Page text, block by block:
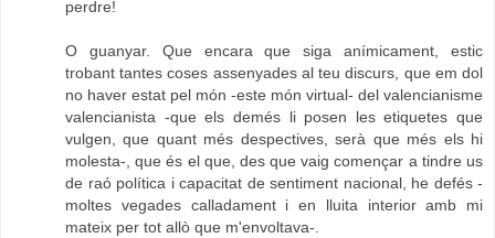
perdre!
O guanyar. Que encara que siga anímicament, estic
trobant tantes coses assenyades al teu discurs, que em dol
no haver estat pel món -este món virtual- del valencianisme
valencianista -que els demés li posen les etiquetes que
vulgen, que quant més despectives, serà que més els hi
molesta-, que és el que, des que vaig començar a tindre us
de raó política i capacitat de sentiment nacional, he defés -
moltes vegades calladament i en lluita interior amb mi
mateix per tot allò que m'envoltava-.